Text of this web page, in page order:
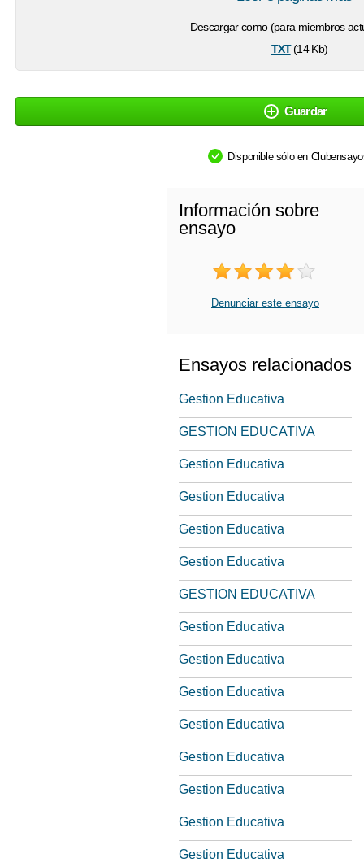
Descargar como (para miembros
txt(14 Kb)
Guardar
Disponible sólo en
Información sobre
ensayo
Denunciar este ensayo
Ensayos relacionados
Gestion Educativa
GESTION EDUCATIVA
Gestion Educativa
Gestion Educativa
Gestion Educativa
Gestion Educativa
GESTION EDUCATIVA
Gestion Educativa
Gestion Educativa
Gestion Educativa
Gestion Educativa
Gestion Educativa
Gestion Educativa
Gestion Educativa
Gestion Educativa